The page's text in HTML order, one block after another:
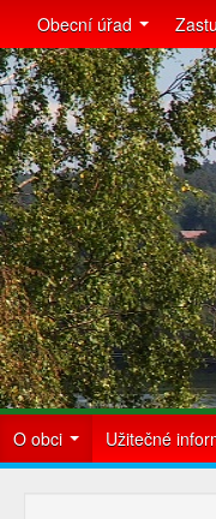
Obecní úřad
O obci Užitečné